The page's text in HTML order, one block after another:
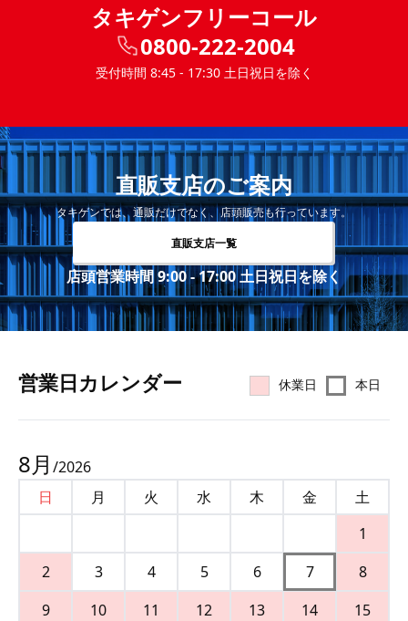
タキゲンフリーコール
0800-222-2004
受付時間 8:45 - 17:30 土日祝日を除く
直販支店のご案内
タキゲンでは、通販だけでなく、店頭販売も行っています。
直販支店一覧
店頭営業時間 9:00 - 17:00 土日祝日を除く
営業⽇カレンダー 休業日 本日
8月 /2026
日
月 火 水 木 金
土
1
2
3 4 5 6 7
8
9
10 11 12 13 14
15